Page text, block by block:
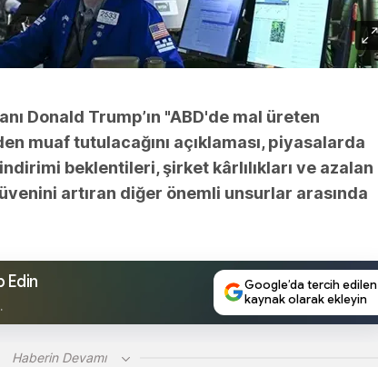
Donald Trump’ın "ABD'de mal üreten
muaf tutulacağını açıklaması, piyasalarda
beklentileri, şirket kârlılıkları ve azalan
artıran diğer önemli unsurlar arasında
Edin
Google’da tercih edilen
kaynak olarak ekleyin
Haberin Devamı